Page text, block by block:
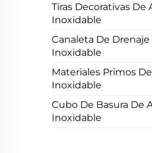
Tiras Decorativas De
Inoxidable
Canaleta De Drenaje
Inoxidable
Materiales Primos
Inoxidable
Cubo De Basura De
Inoxidable